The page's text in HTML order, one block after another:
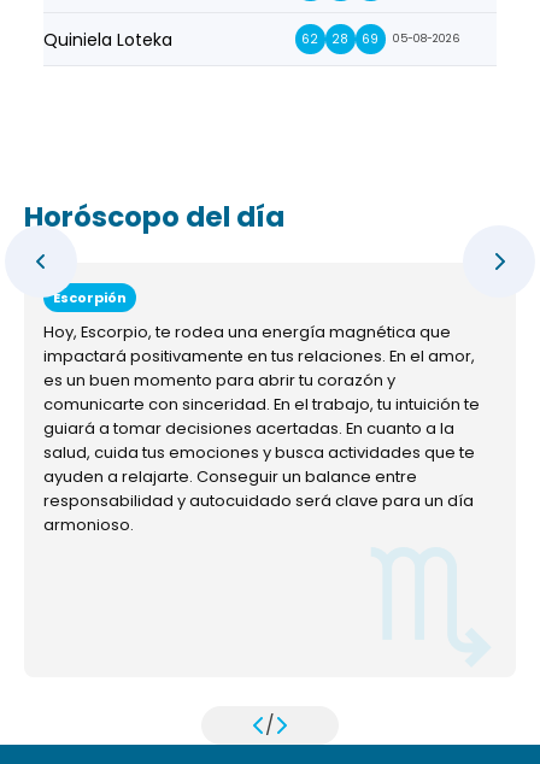
Quiniela Loteka 62 28 69 05-08-2026
Horóscopo del día
Escorpión
Hoy, Escorpio, te rodea una energía magnética que
impactará positivamente en tus relaciones. En el amor,
es un buen momento para abrir tu corazón y
comunicarte con sinceridad. En el trabajo, tu intuición te
guiará a tomar decisiones acertadas. En cuanto a la
salud, cuida tus emociones y busca actividades que te
ayuden a relajarte. Conseguir un balance entre
responsabilidad y autocuidado será clave para un día
armonioso.
/